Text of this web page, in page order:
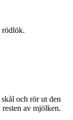
rödlök.
och rör ut den
av mjölken.